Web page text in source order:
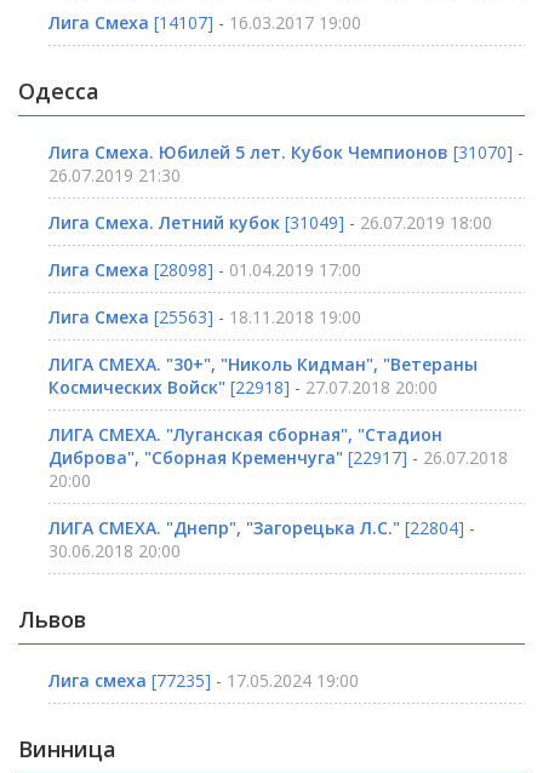
Лига Смеха [14107] - 16.03.2017 19:00
Одесса
Лига Смеха. Юбилей 5 лет. Кубок Чемпионов [31070] -
26.07.2019 21:30
Лига Смеха. Летний кубок [31049] - 26.07.2019 18:00
Лига Смеха [28098] - 01.04.2019 17:00
Лига Смеха [25563] - 18.11.2018 19:00
ЛИГА СМЕХА. "30+", "Николь Кидман", "Ветераны
Космических Войск" [22918] - 27.07.2018 20:00
ЛИГА СМЕХА. "Луганская сборная", "Стадион
Диброва", "Сборная Кременчуга" [22917] - 26.07.2018
20:00
ЛИГА СМЕХА. "Днепр", "Загорецька Л.С." [22804] -
30.06.2018 20:00
Львов
Лига смеха [77235] - 17.05.2024 19:00
Винница